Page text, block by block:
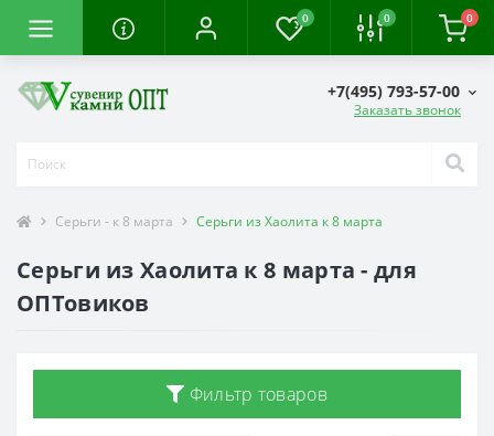
0 0 0
+7(495) 793-57-00
Заказать звонок
Серьги - к 8 марта Серьги из Хаолита к 8 марта
Серьги из Хаолита к 8 марта - для
ОПТовиков
Фильтр товаров